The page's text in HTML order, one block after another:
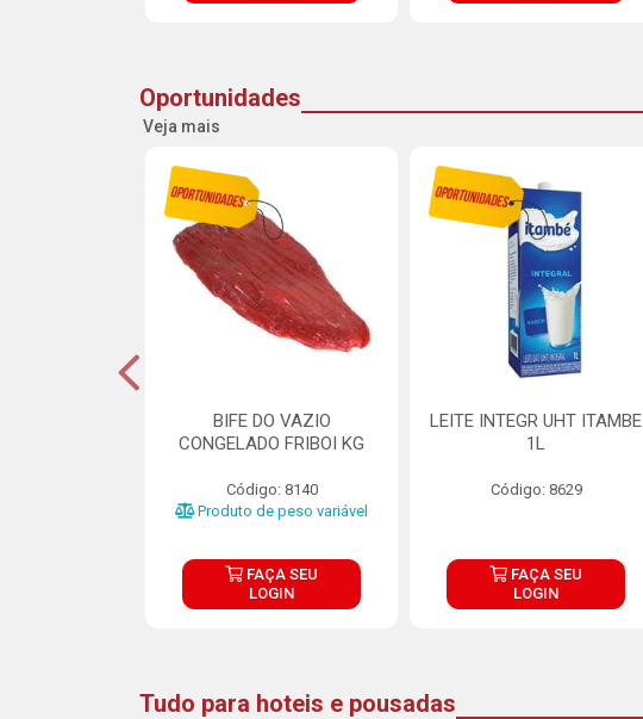
Oportunidades
Veja mais
BIFE DO VAZIO
CONGELADO FRIBOI KG
Código: 8140
Produto de peso variável
FAÇA SEU
LOGIN
LEITE INTEGR UHT ITAMBE
1L
Código: 8629
FAÇA SEU
LOGIN
Tudo para hoteis e pousadas